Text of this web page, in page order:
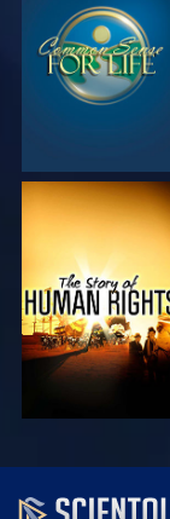
REGARDER
REGARDER
REGARDER